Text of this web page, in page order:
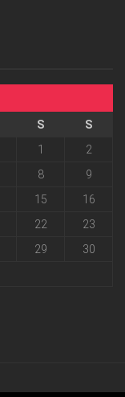
S
S
1
2
8
9
15
16
22
23
29
30